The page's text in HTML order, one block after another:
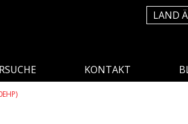
LAND
KONTAKT